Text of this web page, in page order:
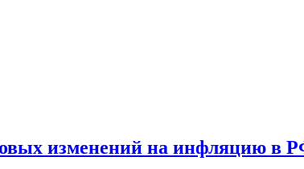
изменений на инфляцию в